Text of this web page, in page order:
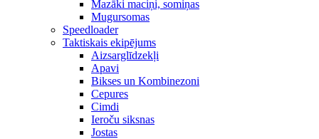
Mazāki maciņi, somiņas
Mugursomas
Speedloader
Taktiskais ekipējums
Aizsarglīdzekļi
Apavi
Bikses un Kombinezoni
Cepures
Cimdi
Ieroču siksnas
Jostas